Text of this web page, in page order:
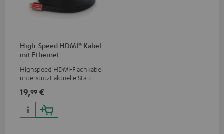
High-Speed HDMI® Kabel
mit Ethernet
Highspeed HDMI-Flachkabel
unterstützt aktuelle Standards
19,99 €